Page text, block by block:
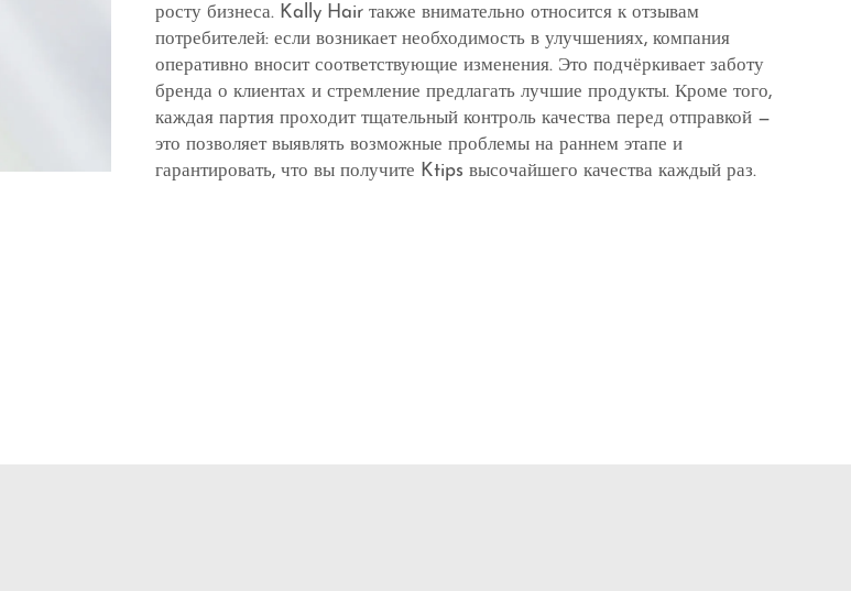
росту бизнеса. Kally Hair также внимательно относится к отзывам
потребителей: если возникает необходимость в улучшениях, компания
оперативно вносит соответствующие изменения. Это подчёркивает заботу
бренда о клиентах и стремление предлагать лучшие продукты. Кроме того,
каждая партия проходит тщательный контроль качества перед отправкой —
это позволяет выявлять возможные проблемы на раннем этапе и
гарантировать, что вы получите Ktips высочайшего качества каждый раз.